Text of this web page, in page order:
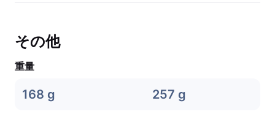
その他
重量
168 g 257 g